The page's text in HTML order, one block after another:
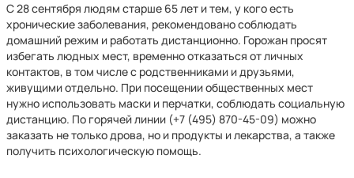
С 28 сентября людям старше 65 лет и тем, у кого есть
хронические заболевания, рекомендовано соблюдать
домашний режим и работать дистанционно. Горожан просят
избегать людных мест, временно отказаться от личных
контактов, в том числе с родственниками и друзьями,
живущими отдельно. При посещении общественных мест
нужно использовать маски и перчатки, соблюдать социальную
дистанцию. По горячей линии (+7 (495) 870-45-09) можно
заказать не только дрова, но и продукты и лекарства, а также
получить психологическую помощь.